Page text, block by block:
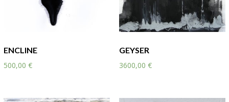
ENCLINE
500,00€
GEYSER
3600,00 €